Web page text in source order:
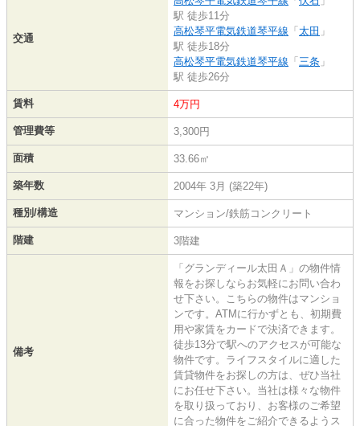
交通
駅 徒歩11分
高松琴平電気鉄道琴平線 「 太田 」
駅 徒歩18分
高松琴平電気鉄道琴平線 「 三条 」
駅 徒歩26分
賃料 4万円
管理費等 3,300円
面積 33.66㎡
築年数 2004年 3月 (築22年)
種別/構造 マンション/鉄筋コンクリート
階建 3階建
備考
「グランディール太田Ａ」の物件情
報をお探しならお気軽にお問い合わ
せ下さい。こちらの物件はマンショ
ンです。ATMに行かずとも、初期費
用や家賃をカードで決済できます。
徒歩13分で駅へのアクセスが可能な
物件です。ライフスタイルに適した
賃貸物件をお探しの方は、ぜひ当社
にお任せ下さい。当社は様々な物件
を取り扱っており、お客様のご希望
に合った物件をご紹介できるようス